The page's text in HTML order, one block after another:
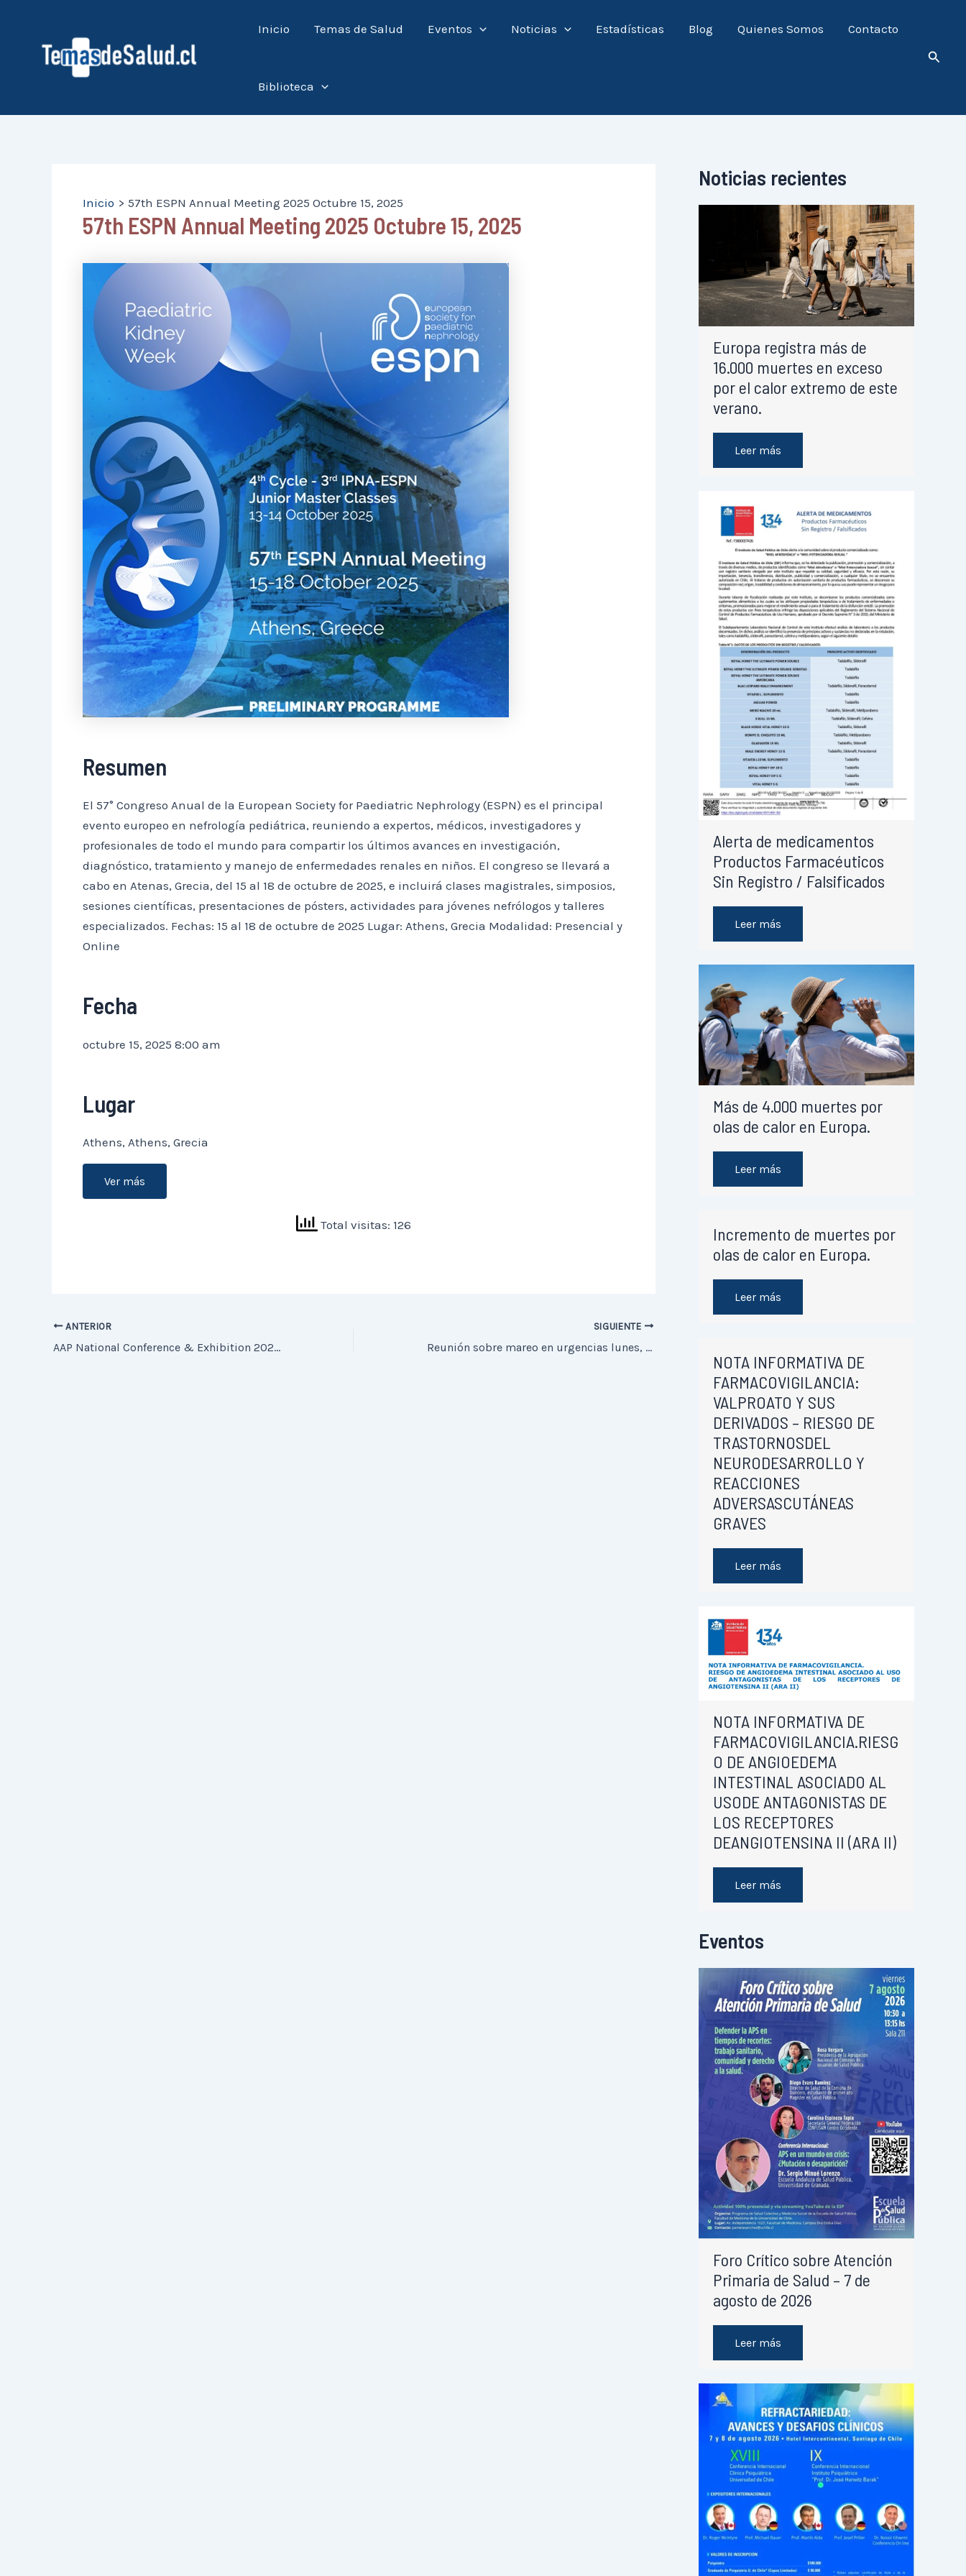
contenido
Inicio Temas de Salud Eventos Noticias Estadísticas Blog Quienes Somos Contacto
Biblioteca
Inicio 57th ESPN Annual Meeting 2025 Octubre 15, 2025
57th ESPN Annual Meeting 2025 Octubre 15, 2025
Resumen
El 57° Congreso Anual de la European Society for Paediatric Nephrology (ESPN) es el principal
evento europeo en nefrología pediátrica, reuniendo a expertos, médicos, investigadores y
profesionales de todo el mundo para compartir los últimos avances en investigación,
diagnóstico, tratamiento y manejo de enfermedades renales en niños. El congreso se llevará a
cabo en Atenas, Grecia, del 15 al 18 de octubre de 2025, e incluirá clases magistrales, simposios,
sesiones científicas, presentaciones de pósters, actividades para jóvenes nefrólogos y talleres
especializados. Fechas: 15 al 18 de octubre de 2025 Lugar: Athens, Grecia Modalidad: Presencial y
Online
Fecha
octubre 15, 2025 8:00 am
Lugar
Athens, Athens, Grecia
Ver más
Total visitas: 126
ANTERIOR
AAP National Conference & Exhibition 2025, Septiembre 26
SIGUIENTE
Reunión sobre mareo en urgencias lunes, 04 Aug 2025, 18:30 – 19:30
Noticias recientes
Europa registra más de
16.000 muertes en exceso
por el calor extremo de este
verano.
Leer más
Alerta de medicamentos
Productos Farmacéuticos
Sin Registro / Falsificados
Leer más
Más de 4.000 muertes por
olas de calor en Europa.
Leer más
Incremento de muertes por
olas de calor en Europa.
Leer más
NOTA INFORMATIVA DE
FARMACOVIGILANCIA:
VALPROATO Y SUS
DERIVADOS – RIESGO DE
TRASTORNOSDEL
NEURODESARROLLO Y
REACCIONES
ADVERSASCUTÁNEAS
GRAVES
Leer más
NOTA INFORMATIVA DE
FARMACOVIGILANCIA.RIESG
O DE ANGIOEDEMA
INTESTINAL ASOCIADO AL
USODE ANTAGONISTAS DE
LOS RECEPTORES
DEANGIOTENSINA II (ARA II)
Leer más
Eventos
Foro Crítico sobre Atención
Primaria de Salud – 7 de
agosto de 2026
Leer más